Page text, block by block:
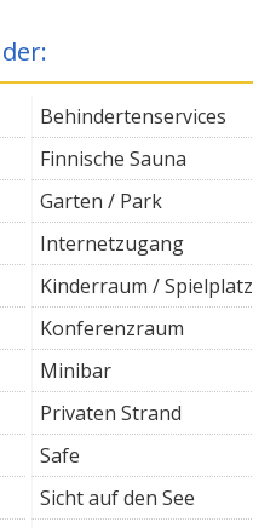
Behindertenservices
Finnische Sauna
Garten / Park
Internetzugang
Kinderraum / Spielplatz
Konferenzraum
Minibar
Privaten Strand
Safe
Sicht auf den See